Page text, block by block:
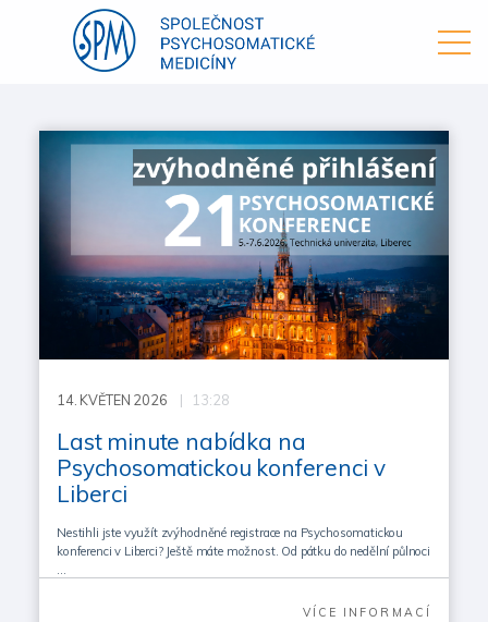
14. KVĚTEN 2026 | 13:28
Last minute nabídka na
Psychosomatickou konferenci v
Liberci
Nestihli jste využít zvýhodněné registrace na Psychosomatickou
konferenci v Liberci? Ještě máte možnost. Od pátku do nedělní půlnoci
VÍCE INFORMACÍ